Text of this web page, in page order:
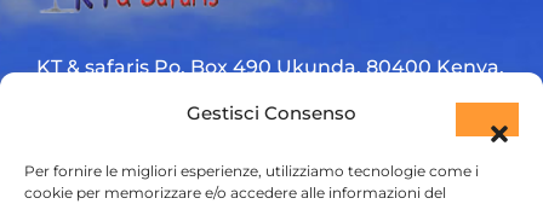
Gestisci Consenso
Per fornire le migliori esperienze, utilizziamo tecnologie come i
cookie per memorizzare e/o accedere alle informazioni del
KT & safaris Po. Box 490 Ukunda. 80400 Kenya.
Diani Beach road
+254 720 831 201